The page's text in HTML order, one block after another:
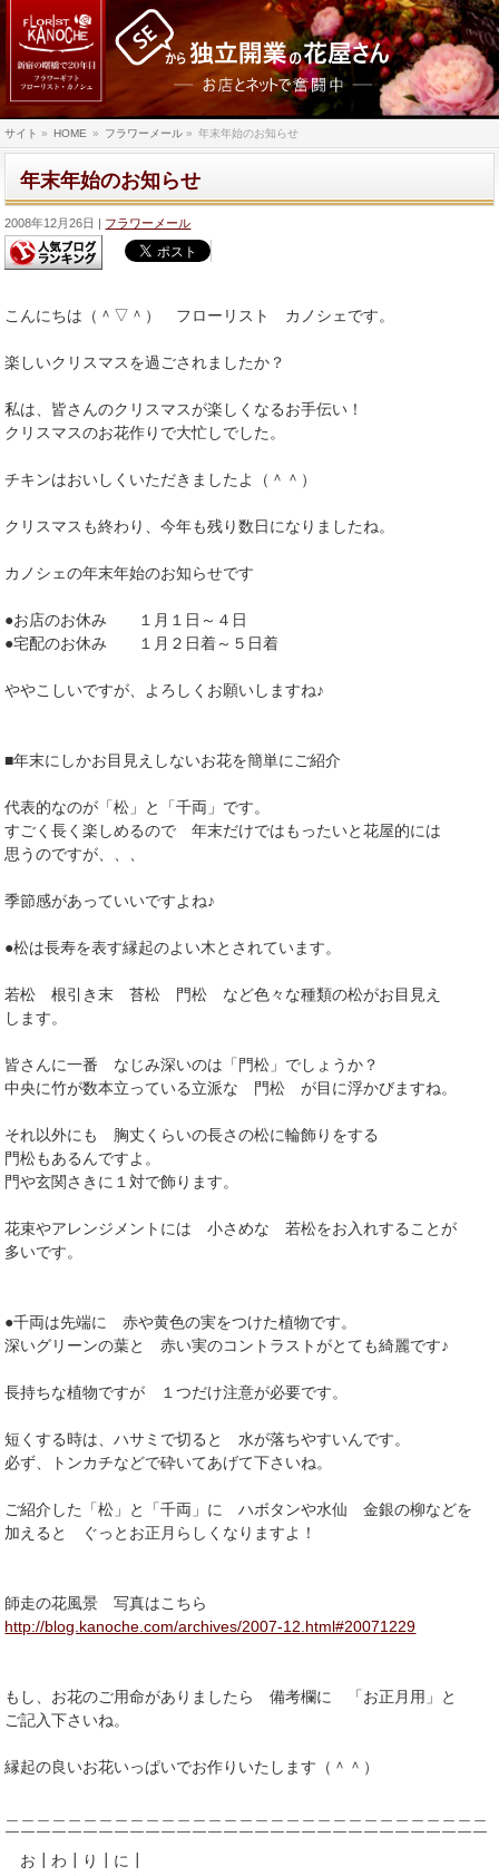
サイト » HOME » フラワーメール » 年末年始のお知らせ
年末年始のお知らせ
2008年12月26日 フラワーメール
こんにちは（＾▽＾） フローリスト カノシェです。
楽しいクリスマスを過ごされましたか？
私は、皆さんのクリスマスが楽しくなるお手伝い！
クリスマスのお花作りで大忙しでした。
チキンはおいしくいただきましたよ（＾＾）
クリスマスも終わり、今年も残り数日になりましたね。
カノシェの年末年始のお知らせです
●お店のお休み １月１日～４日
●宅配のお休み １月２日着～５日着
ややこしいですが、よろしくお願いしますね♪
■年末にしかお目見えしないお花を簡単にご紹介
代表的なのが「松」と「千両」です。
すごく長く楽しめるので 年末だけではもったいと花屋的には
思うのですが、、、
季節感があっていいですよね♪
●松は長寿を表す縁起のよい木とされています。
若松 根引き末 苔松 門松 など色々な種類の松がお目見え
します。
皆さんに一番 なじみ深いのは「門松」でしょうか？
中央に竹が数本立っている立派な 門松 が目に浮かびますね。
それ以外にも 胸丈くらいの長さの松に輪飾りをする
門松もあるんですよ。
門や玄関さきに１対で飾ります。
花束やアレンジメントには 小さめな 若松をお入れすることが
多いです。
●千両は先端に 赤や黄色の実をつけた植物です。
深いグリーンの葉と 赤い実のコントラストがとても綺麗です♪
長持ちな植物ですが １つだけ注意が必要です。
短くする時は、ハサミで切ると 水が落ちやすいんです。
必ず、トンカチなどで砕いてあげて下さいね。
ご紹介した「松」と「千両」に ハボタンや水仙 金銀の柳などを
加えると ぐっとお正月らしくなりますよ！
師走の花風景 写真はこちら
http://blog.kanoche.com/archives/2007-12.html#20071229
もし、お花のご用命がありましたら 備考欄に 「お正月用」と
ご記入下さいね。
縁起の良いお花いっぱいでお作りいたします（＾＾）
￣￣￣￣￣￣￣￣￣￣￣￣￣￣￣￣￣￣￣￣￣￣￣￣￣￣￣￣￣￣￣
お┃わ┃り┃に┃